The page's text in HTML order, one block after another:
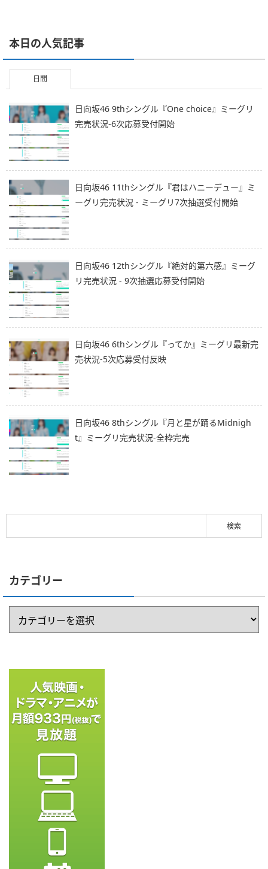
本日の人気記事
日間
日向坂46 9thシングル『One choice』ミーグリ
完売状況-6次応募受付開始
日向坂46 11thシングル『君はハニーデュー』ミ
ーグリ完売状況 - ミーグリ7次抽選受付開始
日向坂46 12thシングル『絶対的第六感』ミーグ
リ完売状況 - 9次抽選応募受付開始
日向坂46 6thシングル『ってか』ミーグリ最新完
売状況-5次応募受付反映
日向坂46 8thシングル『月と星が踊るMidnigh
t』ミーグリ完売状況-全枠完売
カテゴリー